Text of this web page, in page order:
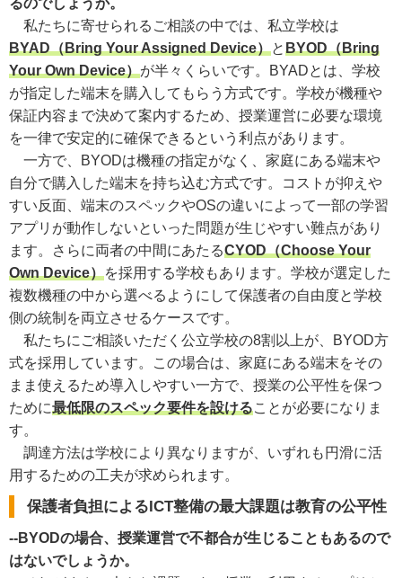
私たちに寄せられるご相談の中では、私立学校は
BYAD（Bring Your Assigned Device）とBYOD（Bring
Your Own Device）が半々くらいです。BYADとは、学校
が指定した端末を購入してもらう方式です。学校が機種や
保証内容まで決めて案内するため、授業運営に必要な環境
を一律で安定的に確保できるという利点があります。
一方で、BYODは機種の指定がなく、家庭にある端末や
自分で購入した端末を持ち込む方式です。コストが抑えや
すい反面、端末のスペックやOSの違いによって一部の学習
アプリが動作しないといった問題が生じやすい難点があり
ます。さらに両者の中間にあたるCYOD（Choose Your
Own Device）を採用する学校もあります。学校が選定した
複数機種の中から選べるようにして保護者の自由度と学校
側の統制を両立させるケースです。
私たちにご相談いただく公立学校の8割以上が、BYOD方
式を採用しています。この場合は、家庭にある端末をその
まま使えるため導入しやすい一方で、授業の公平性を保つ
ために最低限のスペック要件を設けることが必要になりま
す。
調達方法は学校により異なりますが、いずれも円滑に活
用するための工夫が求められます。
保護者負担によるICT整備の最大課題は教育の公平性
--BYODの場合、授業運営で不都合が生じることもあるので
はないでしょうか。